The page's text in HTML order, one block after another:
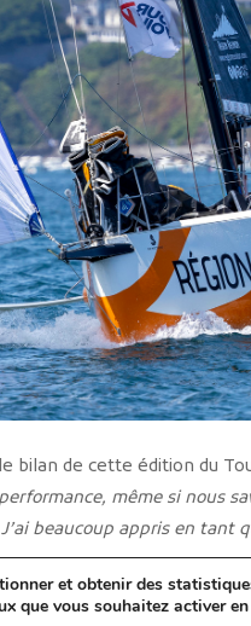
bilan de cette édition du
même si nous
beaucoup appris en tant
et obtenir des
que vous souhaitez activer